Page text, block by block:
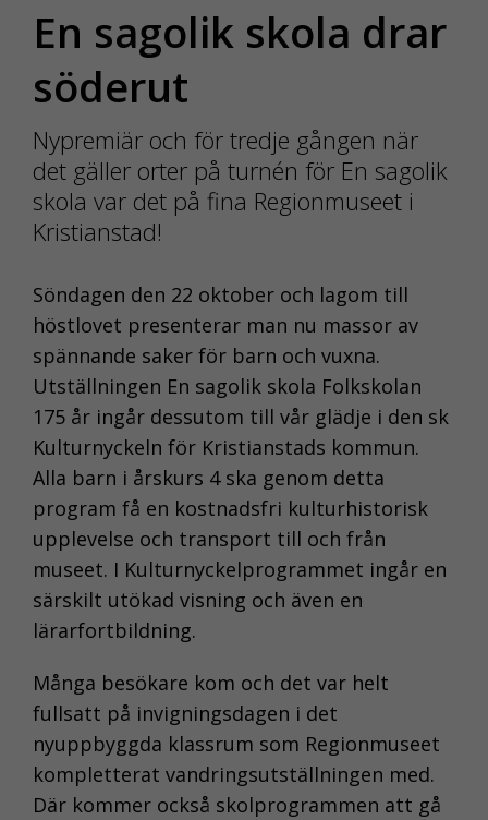
En sagolik skola drar
söderut
Nypremiär och för tredje gången när
det gäller orter på turnén för En sagolik
skola var det på fina Regionmuseet i
Kristianstad!
Söndagen den 22 oktober och lagom till
höstlovet presenterar man nu massor av
spännande saker för barn och vuxna.
Utställningen En sagolik skola Folkskolan
175 år ingår dessutom till vår glädje i den sk
Kulturnyckeln för Kristianstads kommun.
Alla barn i årskurs 4 ska genom detta
program få en kostnadsfri kulturhistorisk
upplevelse och transport till och från
museet. I Kulturnyckelprogrammet ingår en
särskilt utökad visning och även en
lärarfortbildning.
Många besökare kom och det var helt
fullsatt på invigningsdagen i det
nyuppbyggda klassrum som Regionmuseet
kompletterat vandringsutställningen med.
Där kommer också skolprogrammen att gå